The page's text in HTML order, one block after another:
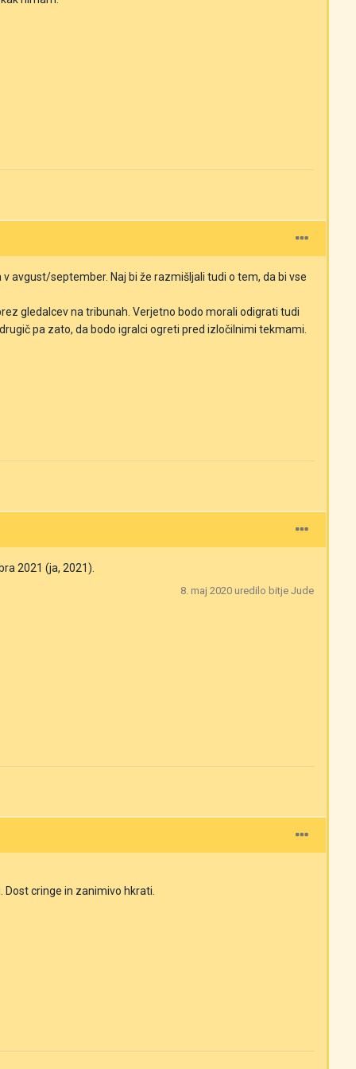
avgust/september. Naj bi že razmišljali tudi o tem, da bi vse
gledalcev na tribunah. Verjetno bodo morali odigrati tudi
pa zato, da bodo igralci ogreti pred izločilnimi tekmami.
2021 (ja, 2021).
8. maj 2020 uredilo bitje Jude
cringe in zanimivo hkrati.